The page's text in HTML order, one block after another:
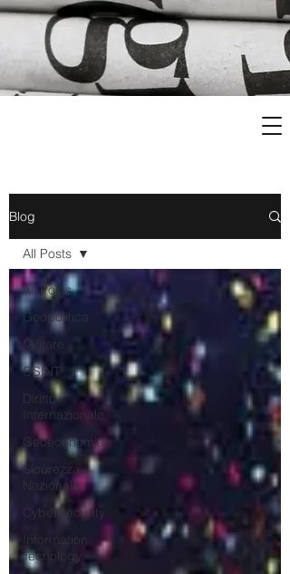
Blog
All Posts
Geopolitica
Militare
OSINT
Diritto
Internazionale
Geoeconomia
Sicurezza
Nazionale
CyberSecurity
Information
Tecnology
All Posts